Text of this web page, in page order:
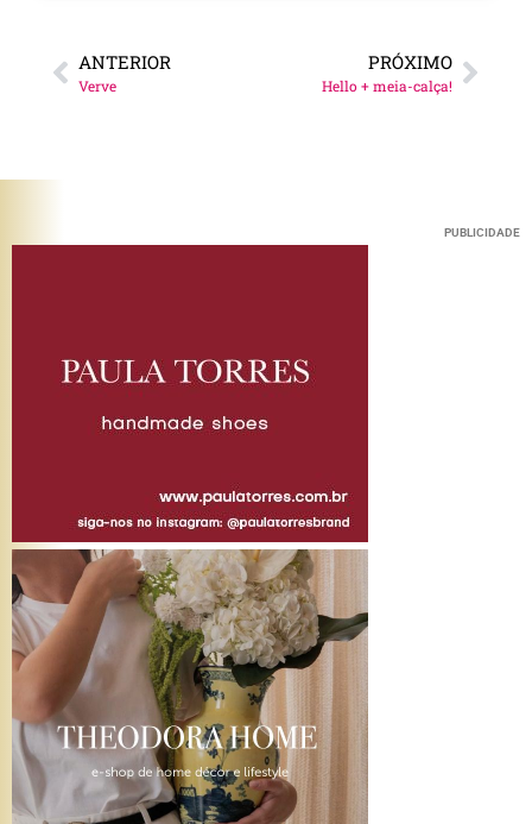
ANTERIOR
Verve
PRÓXIMO
Hello + meia-calça!
PUBLICIDADE